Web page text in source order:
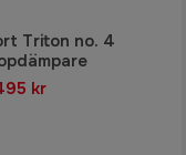
Triton no. 4
kr